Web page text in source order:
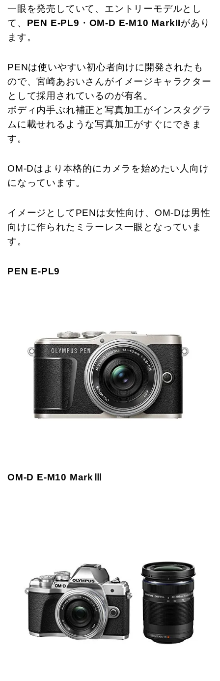
一眼を発売していて、エントリーモデルとし
て、 PEN E-PL9 ・ OM-D E-M10 MarkIIがあり
ます。
PENは使いやすい初心者向けに開発されたも
ので、宮崎あおいさんがイメージキャラクター
として採用されているのが有名。
ボディ内手ぶれ補正と写真加工がインスタグラ
ムに載せれるような写真加工がすぐにできま
す。
OM-Dはより本格的にカメラを始めたい人向け
になっています。
イメージとしてPENは女性向け、OM-Dは男性
向けに作られたミラーレス一眼となっていま
す。
PEN E-PL9
OM-D E-M10 MarkⅢ